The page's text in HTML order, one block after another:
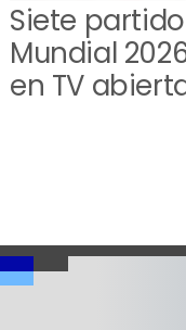
Siete
Mundial
en TV